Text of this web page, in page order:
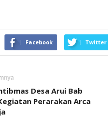
Facebook Twitter
Desa Arui Bab
Perarakan Arca